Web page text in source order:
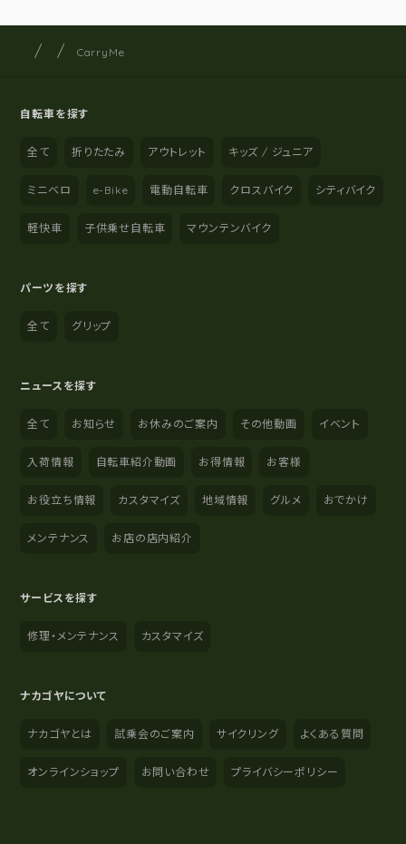
サイト内の現在地
サイクルショップナカゴヤ
CarryMe
自転車を探す
全て 折りたたみ アウトレット キッズ / ジュニア
ミニベロ e-Bike 電動自転車 クロスバイク シティバイク
軽快車 子供乗せ自転車 マウンテンバイク
パーツを探す
全て グリップ
ニュースを探す
全て お知らせ お休みのご案内 その他動画 イベント
入荷情報 自転車紹介動画 お得情報 お客様
お役立ち情報 カスタマイズ 地域情報 グルメ おでかけ
メンテナンス お店の店内紹介
サービスを探す
修理・メンテナンス カスタマイズ
ナカゴヤについて
ナカゴヤとは 試乗会のご案内 サイクリング よくある質問
オンラインショップ お問い合わせ プライバシーポリシー